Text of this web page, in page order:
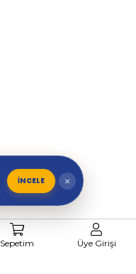
Sepetim Üye Girişi
İNCELE ×